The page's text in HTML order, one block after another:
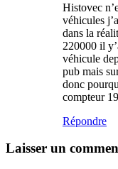
Histovec
véhicules
dans la
220000 il
véhicule
pub mais
donc
compteur
Répondre
Laisser un